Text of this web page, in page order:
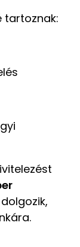
tartoznak: